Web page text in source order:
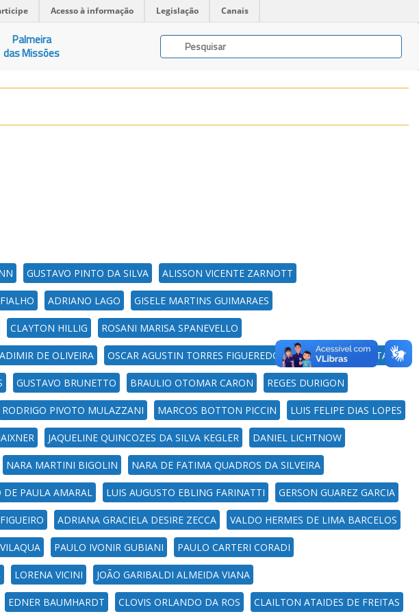
Acesso à informação Legislação Canais
Palmeira
das Missões
GUSTAVO PINTO DA SILVA ALISSON VICENTE ZARNOTT
ADRIANO LAGO GISELE MARTINS GUIMARAES
CLAYTON HILLIG ROSANI MARISA SPANEVELLO
DE OLIVEIRA OSCAR AGUSTIN TORRES FIGUEREDO TANICE ANDREATTA
GUSTAVO BRUNETTO BRAULIO OTOMAR CARON REGES DURIGON
RODRIGO PIVOTO MULAZZANI MARCOS BOTTON PICCIN LUIS FELIPE DIAS LOPES
JAQUELINE QUINCOZES DA SILVA KEGLER DANIEL LICHTNOW
NARA MARTINI BIGOLIN NARA DE FATIMA QUADROS DA SILVEIRA
DE PAULA AMARAL LUIS AUGUSTO EBLING FARINATTI GERSON GUAREZ GARCIA
ADRIANA GRACIELA DESIRE ZECCA VALDO HERMES DE LIMA BARCELOS
PAULO IVONIR GUBIANI PAULO CARTERI CORADI
LORENA VICINI JOÃO GARIBALDI ALMEIDA VIANA
EDNER BAUMHARDT CLOVIS ORLANDO DA ROS CLAILTON ATAIDES DE FREITAS